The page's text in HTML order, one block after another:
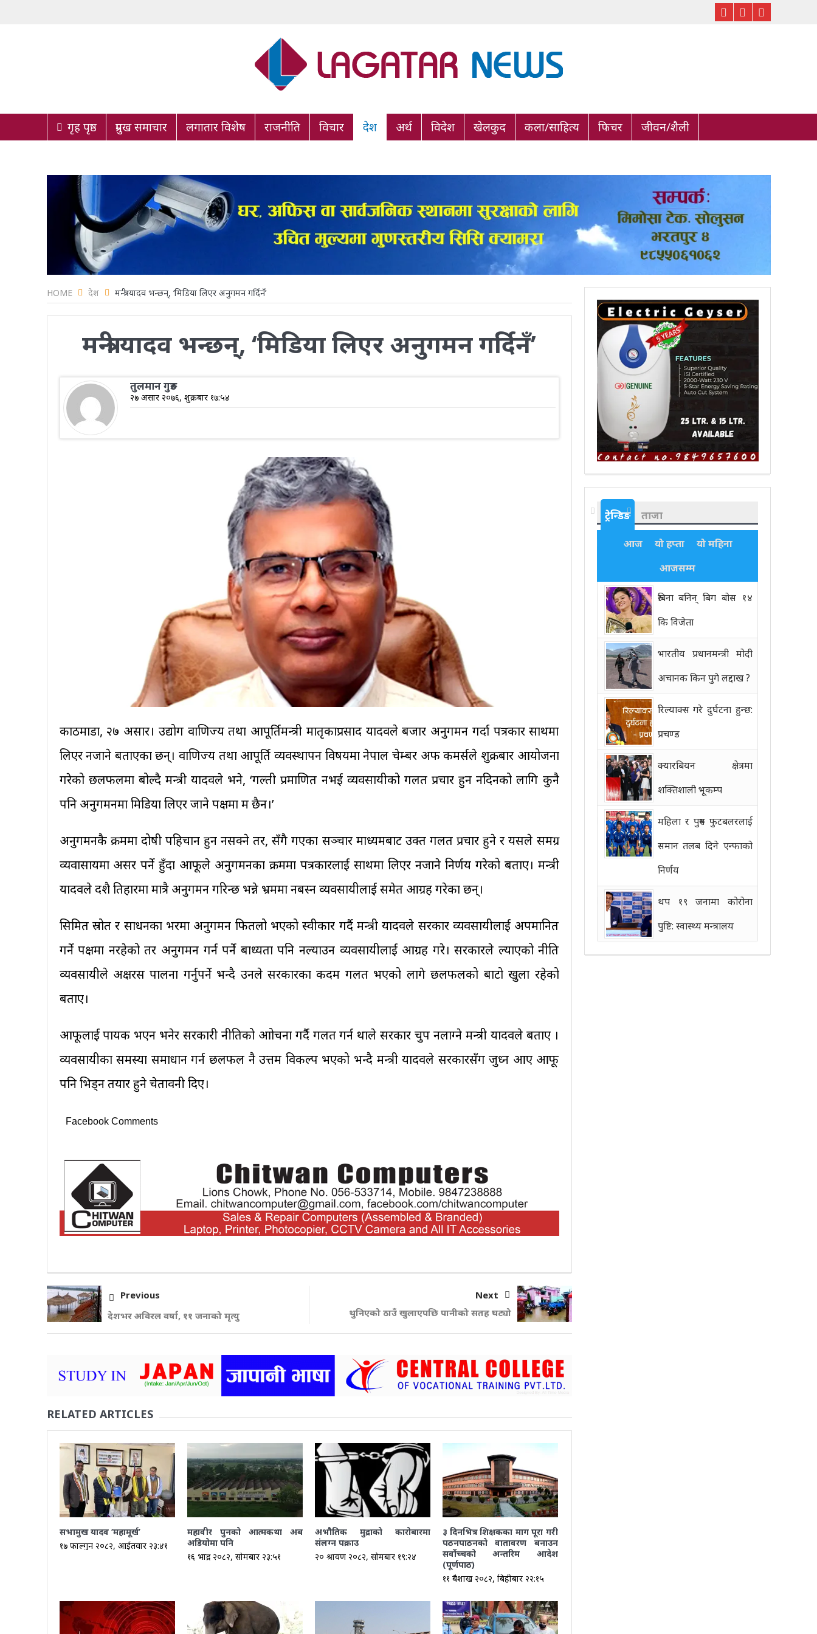
गृह पृष्ठ प्रमुख समाचार लगातार विशेष राजनीति विचार देश अर्थ विदेश खेलकुद कला/साहित्य फिचर जीवन/शैली
HOME देश मन्त्री यादव भन्छन्, ‘मिडिया लिएर अनुगमन गर्दिनँ’
मन्त्री यादव भन्छन्, ‘मिडिया लिएर अनुगमन गर्दिनँ’
तुलमान गुरुङ
२७ असार २०७६, शुक्रबार १७:५४
काठमाडौँ, २७ असार। उद्योग वाणिज्य तथा आपूर्तिमन्त्री मातृकाप्रसाद यादवले बजार अनुगमन गर्दा पत्रकार साथमा
लिएर नजाने बताएका छन्। वाणिज्य तथा आपूर्ति व्यवस्थापन विषयमा नेपाल चेम्बर अफ कमर्सले शुक्रबार आयोजना
गरेको छलफलमा बोल्दै मन्त्री यादवले भने, ‘गल्ती प्रमाणित नभई व्यवसायीको गलत प्रचार हुन नदिनको लागि कुनै
पनि अनुगमनमा मिडिया लिएर जाने पक्षमा म छैन।’
अनुगमनकै क्रममा दोषी पहिचान हुन नसक्ने तर, सँगै गएका सञ्चार माध्यमबाट उक्त गलत प्रचार हुने र यसले समग्र
व्यवासायमा असर पर्ने हुँदा आफूले अनुगमनका क्रममा पत्रकारलाई साथमा लिएर नजाने निर्णय गरेको बताए। मन्त्री
यादवले दशै तिहारमा मात्रै अनुगमन गरिन्छ भन्ने भ्रममा नबस्न व्यवसायीलाई समेत आग्रह गरेका छन्।
सिमित स्रोत र साधनका भरमा अनुगमन फितलो भएको स्वीकार गर्दै मन्त्री यादवले सरकार व्यवसायीलाई अपमानित
गर्ने पक्षमा नरहेको तर अनुगमन गर्न पर्ने बाध्यता पनि नल्याउन व्यवसायीलाई आग्रह गरे। सरकारले ल्याएको नीति
व्यवसायीले अक्षरस पालना गर्नुपर्ने भन्दै उनले सरकारका कदम गलत भएको लागे छलफलको बाटो खुला रहेको
बताए।
आफूलाई पायक भएन भनेर सरकारी नीतिको आोचना गर्दै गलत गर्न थाले सरकार चुप नलाग्ने मन्त्री यादवले बताए ।
व्यवसायीका समस्या समाधान गर्न छलफल नै उत्तम विकल्प भएको भन्दै मन्त्री यादवले सरकारसँग जुध्न आए आफू
पनि भिड्न तयार हुने चेतावनी दिए।
Facebook Comments
Previous
देशभर अविरल वर्षा, ११ जनाको मृत्यु
Next
थुनिएको ठाउँ खुलाएपछि पानीको सतह घट्यो
RELATED ARTICLES
सभामुख यादव ‘महामूर्ख’
१७ फाल्गुन २०८२, आईतवार २३:४१
महावीर पुनको आत्मकथा अब
अडियोमा पनि
१६ भाद्र २०८२, सोमबार २३:५१
अभौतिक मुद्राको कारोबारमा
संलग्न पक्राउ
२० श्रावण २०८२, सोमबार १९:२४
३ दिनभित्र शिक्षकका माग पूरा गरी
पठनपाठनको वातावरण बनाउन
सर्वोच्चको अन्तरिम आदेश
(पूर्णपाठ)
११ बैशाख २०८२, बिहीबार २२:१५
ट्रेन्डिङ ताजा
आज यो हप्ता
यो महिना
आजसम्म
रुबिना बनिन् बिग बोस १४
कि विजेता
भारतीय प्रधानमन्त्री मोदी
अचानक किन पुगे लद्दाख ?
रिल्याक्स गरे दुर्घटना हुन्छ:
प्रचण्ड
क्यारबियन क्षेत्रमा
शक्तिशाली भूकम्प
महिला र पुरुष फुटबलरलाई
समान तलब दिने एन्फाको
निर्णय
थप १९ जनामा कोरोना
पुष्टि: स्वास्थ्य मन्त्रालय